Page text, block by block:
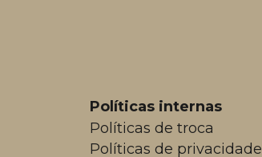
Políticas internas
Políticas de troca
Políticas de privacidade